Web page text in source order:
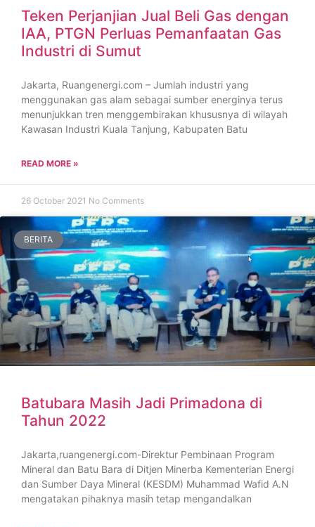
Teken Perjanjian Jual Beli Gas dengan
IAA, PTGN Perluas Pemanfaatan Gas
Industri di Sumut
Jakarta, Ruangenergi.com – Jumlah industri yang
menggunakan gas alam sebagai sumber energinya terus
menunjukkan tren menggembirakan khususnya di wilayah
Kawasan Industri Kuala Tanjung, Kabupaten Batu
READ MORE »
26 October 2021 No Comments
BERITA
Batubara Masih Jadi Primadona di
Tahun 2022
Jakarta,ruangenergi.com-Direktur Pembinaan Program
Mineral dan Batu Bara di Ditjen Minerba Kementerian Energi
dan Sumber Daya Mineral (KESDM) Muhammad Wafid A.N
mengatakan pihaknya masih tetap mengandalkan